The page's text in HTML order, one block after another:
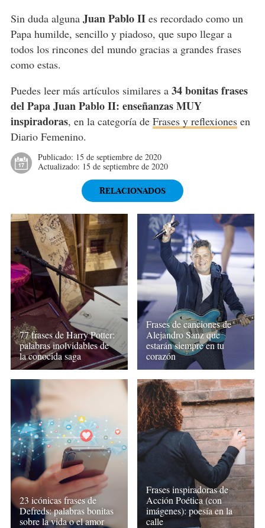
Sin duda alguna Juan Pablo IIes recordado como un
Papa humilde, sencillo y piadoso, que supo llegar a
todos los rincones del mundo gracias a grandes frases
como estas.
Puedes leer más artículos similares a 34 bonitas frases
del Papa Juan Pablo II: enseñanzas MUY
inspiradoras, en la categoría de Frases y reflexionesen
Diario Femenino.
Publicado: 15 de septiembre de 2020
Actualizado: 15 de septiembre de 2020
RELACIONADOS
77 frases de Harry Potter:
palabras inolvidables de
la conocida saga
Frases de canciones de
Alejandro Sanz que
estarán siempre en tu
corazón
23 icónicas frases de
Defreds: palabras bonitas
sobre la vida o el amor
Frases inspiradoras de
Acción Poética (con
imágenes): poesía en la
calle